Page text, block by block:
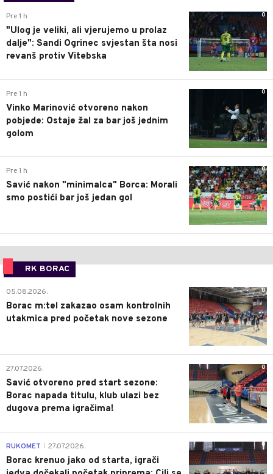
0
Pre 1 h
"Ulog je veliki, ali vjerujemo u prolaz
dalje": Sandi Ogrinec svjestan šta nosi
revanš protiv Vitebska
0
Pre 1 h
Vinko Marinović otvoreno nakon
pobjede: Ostaje žal za bar još jednim
golom
0
Pre 1 h
Savić nakon "minimalca" Borca: Morali
smo postići bar još jedan gol
RK BORAC
0
05.08.2026.
Borac m:tel zakazao osam kontrolnih
utakmica pred početak nove sezone
0
27.07.2026.
Savić otvoreno pred start sezone:
Borac napada titulu, klub ulazi bez
dugova prema igračima!
0
RUKOMET 27.07.2026.
Borac krenuo jako od starta, igrači